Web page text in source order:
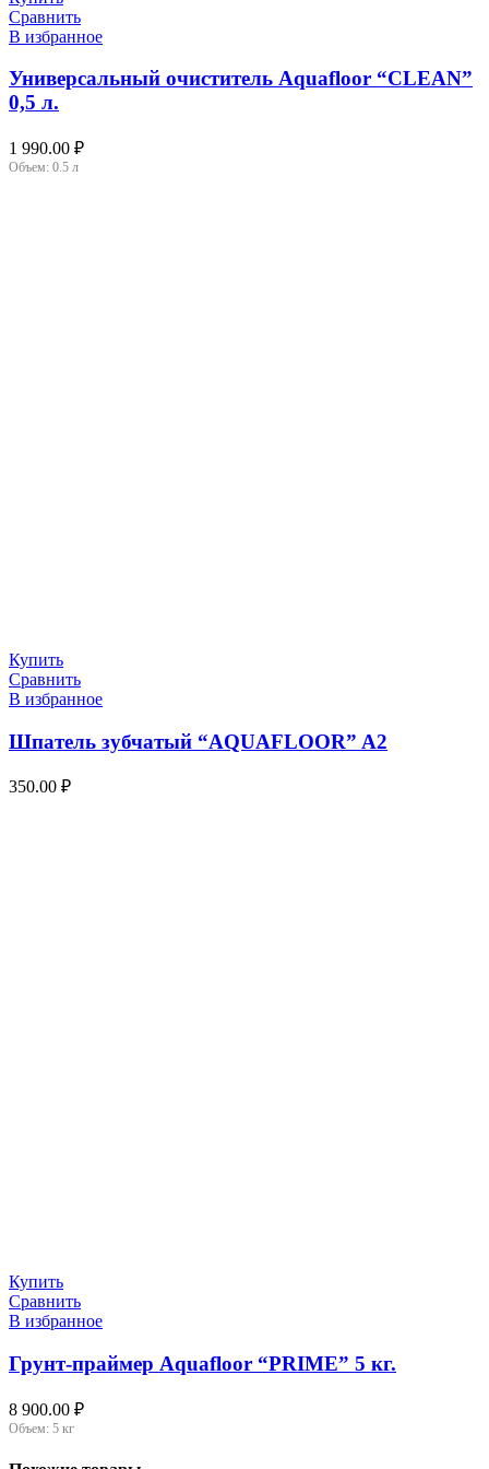
Сравнить
В избранное
Универсальный очиститель Aquafloor “CLEAN”
0,5 л.
1 990.00 ₽
Объем: 0.5 л
Купить
Сравнить
В избранное
Шпатель зубчатый “AQUAFLOOR” A2
350.00 ₽
Купить
Сравнить
В избранное
Грунт-праймер Aquafloor “PRIME” 5 кг.
8 900.00 ₽
Объем: 5 кг